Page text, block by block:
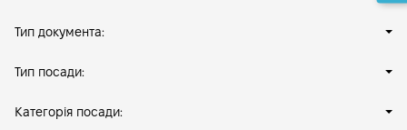
Тип документа:
Тип посади:
Категорія посади: